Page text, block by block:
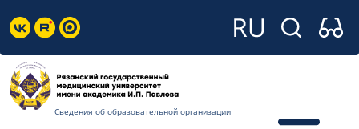
Сведения об образовательной организации